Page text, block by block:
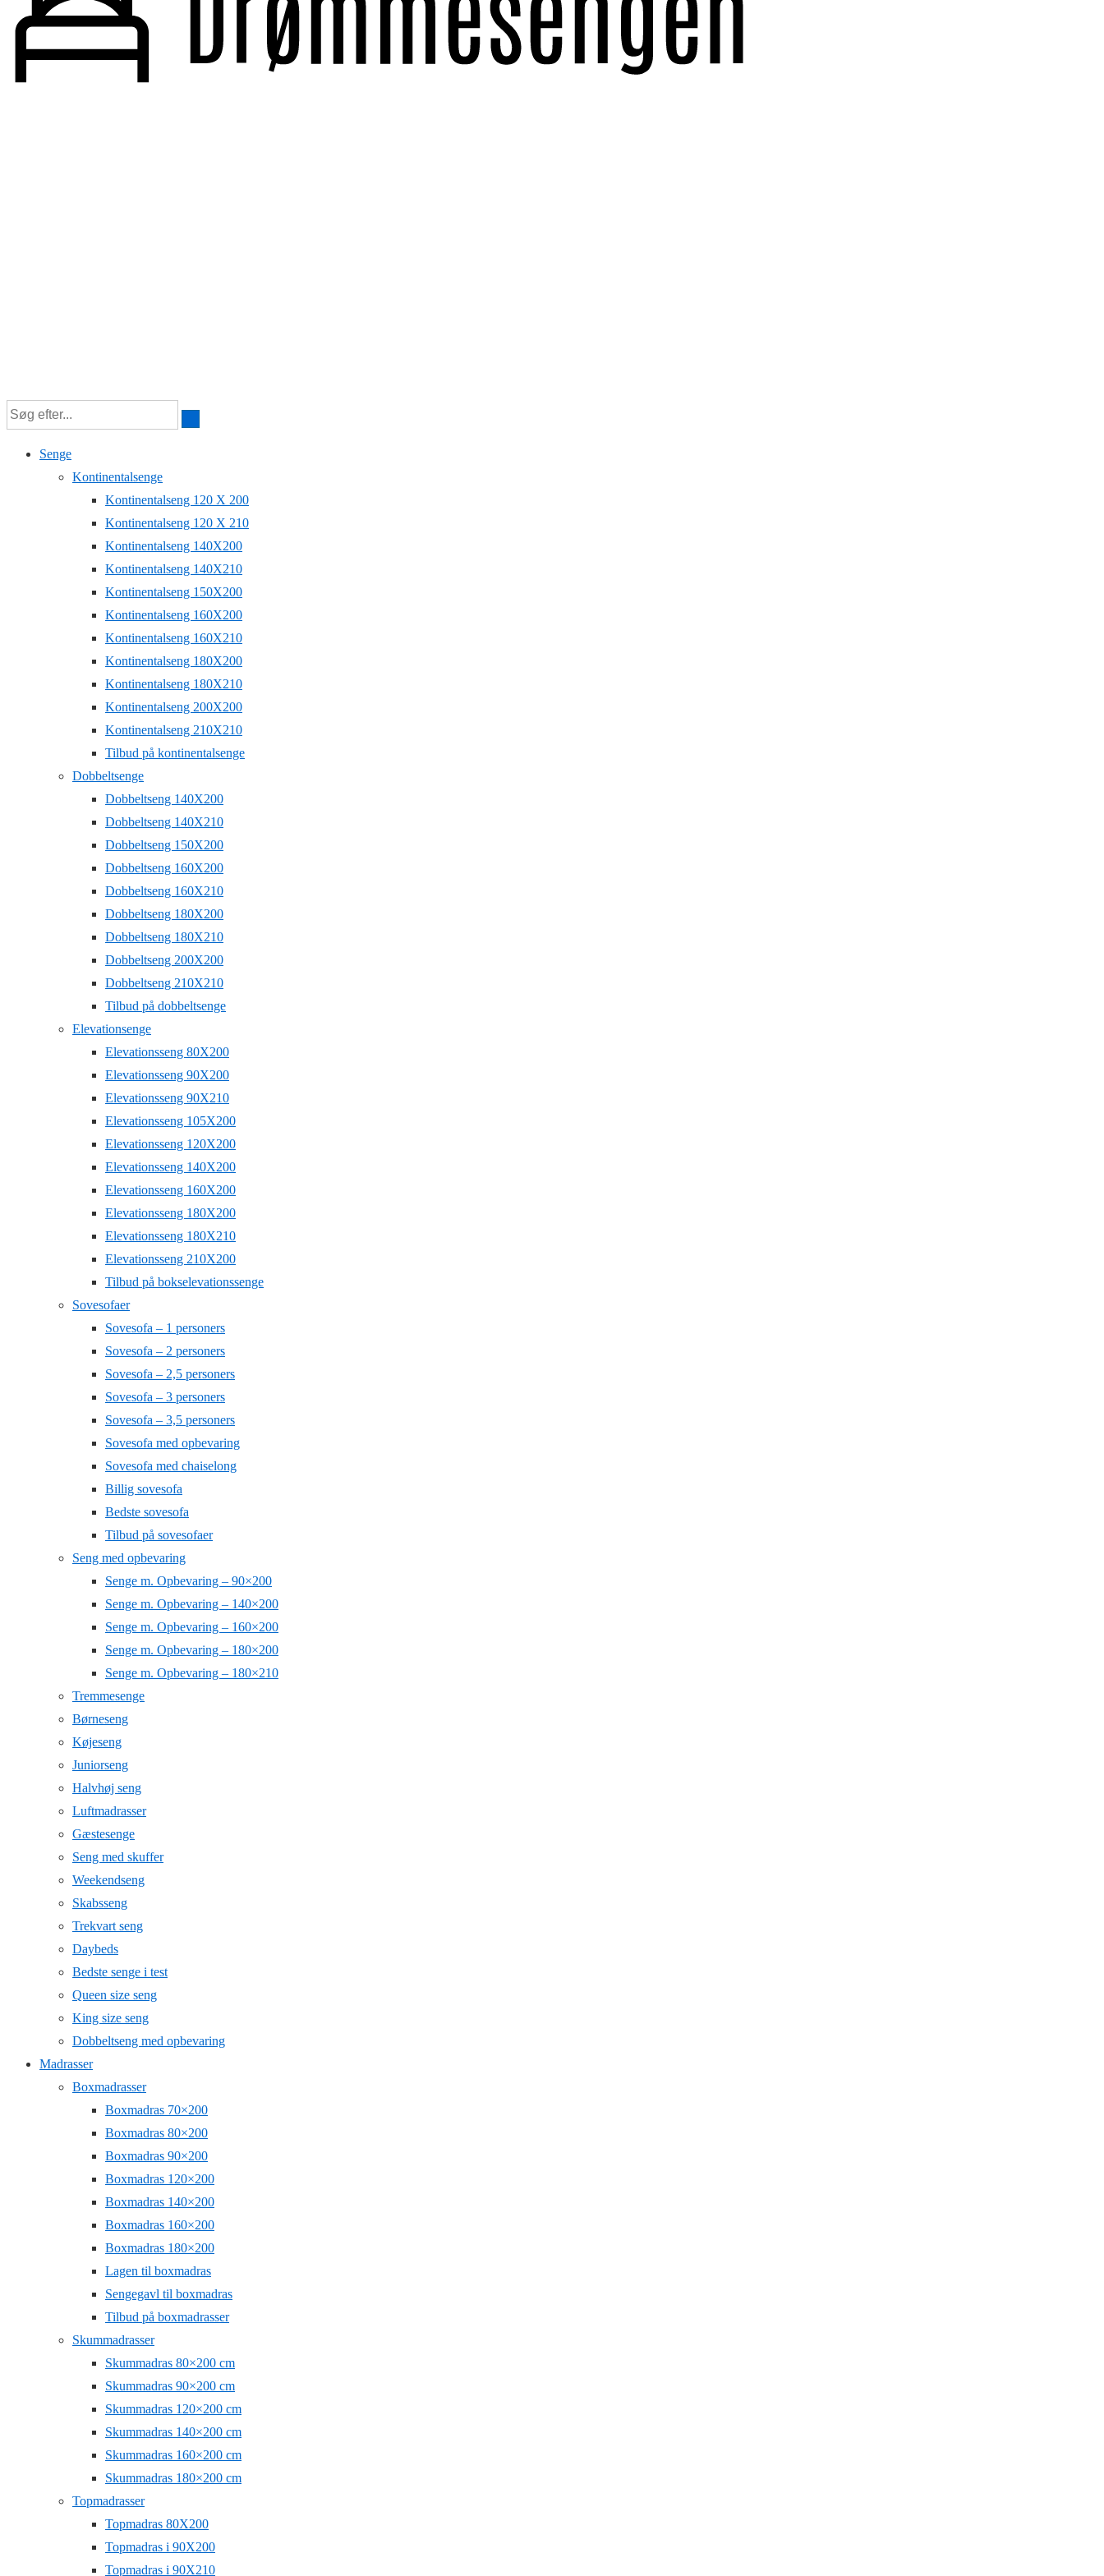
Senge
Kontinentalsenge
Kontinentalseng 120 X 200
Kontinentalseng 120 X 210
Kontinentalseng 140X200
Kontinentalseng 140X210
Kontinentalseng 150X200
Kontinentalseng 160X200
Kontinentalseng 160X210
Kontinentalseng 180X200
Kontinentalseng 180X210
Kontinentalseng 200X200
Kontinentalseng 210X210
Tilbud på kontinentalsenge
Dobbeltsenge
Dobbeltseng 140X200
Dobbeltseng 140X210
Dobbeltseng 150X200
Dobbeltseng 160X200
Dobbeltseng 160X210
Dobbeltseng 180X200
Dobbeltseng 180X210
Dobbeltseng 200X200
Dobbeltseng 210X210
Tilbud på dobbeltsenge
Elevationsenge
Elevationsseng 80X200
Elevationsseng 90X200
Elevationsseng 90X210
Elevationsseng 105X200
Elevationsseng 120X200
Elevationsseng 140X200
Elevationsseng 160X200
Elevationsseng 180X200
Elevationsseng 180X210
Elevationsseng 210X200
Tilbud på bokselevationssenge
Sovesofaer
Sovesofa – 1 personers
Sovesofa – 2 personers
Sovesofa – 2,5 personers
Sovesofa – 3 personers
Sovesofa – 3,5 personers
Sovesofa med opbevaring
Sovesofa med chaiselong
Billig sovesofa
Bedste sovesofa
Tilbud på sovesofaer
Seng med opbevaring
Senge m. Opbevaring – 90×200
Senge m. Opbevaring – 140×200
Senge m. Opbevaring – 160×200
Senge m. Opbevaring – 180×200
Senge m. Opbevaring – 180×210
Tremmesenge
Børneseng
Køjeseng
Juniorseng
Halvhøj seng
Luftmadrasser
Gæstesenge
Seng med skuffer
Weekendseng
Skabsseng
Trekvart seng
Daybeds
Bedste senge i test
Queen size seng
King size seng
Dobbeltseng med opbevaring
Madrasser
Boxmadrasser
Boxmadras 70×200
Boxmadras 80×200
Boxmadras 90×200
Boxmadras 120×200
Boxmadras 140×200
Boxmadras 160×200
Boxmadras 180×200
Lagen til boxmadras
Sengegavl til boxmadras
Tilbud på boxmadrasser
Skummadrasser
Skummadras 80×200 cm
Skummadras 90×200 cm
Skummadras 120×200 cm
Skummadras 140×200 cm
Skummadras 160×200 cm
Skummadras 180×200 cm
Topmadrasser
Topmadras 80X200
Topmadras i 90X200
Topmadras i 90X210